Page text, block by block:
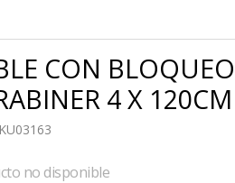
CON
4 X 120CM
no disponible